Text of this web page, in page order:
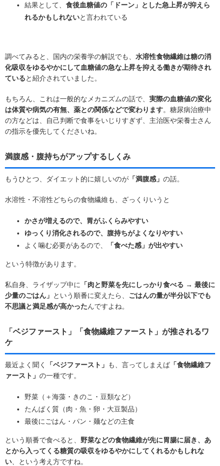
結果として、 食後血糖値の「ドーン」とした急上昇が抑えら
れるかもしれないと言われている
調べてみると、国内の栄養学の解説でも、 水溶性食物繊維は糖の消
化吸収をゆるやかにして血糖値の急な上昇を抑える働きが期待され
ていると紹介されていました。
もちろん、これは一般的なメカニズムの話で、 実際の血糖値の変化
は体質や病気の有無、薬との関係などで変わります。糖尿病治療中
の方などは、自己判断で食事をいじりすぎず、主治医や栄養士さん
の指示を優先してくださいね。
満腹感・腹持ちがアップするしくみ
もうひとつ、ダイエット的に嬉しいのが 「満腹感」 の話。
水溶性・不溶性どちらの食物繊維も、ざっくりいうと
かさが増えるので、胃がふくらみやすい
ゆっくり消化されるので、腹持ちがよくなりやすい
よく噛む必要があるので、
「食べた感」が出やすい
という特徴があります。
私自身、ライザップ中に
「肉と野菜を先にしっかり食べる → 最後に
少量のごはん」 という順番に変えたら、 ごはんの量が半分以下でも
不思議と満足感が高かったんですよね。
「ベジファースト」「食物繊維ファースト」が推されるワ
ケ
最近よく聞く 「ベジファースト」 も、言ってしまえば 「食物繊維フ
ァースト」 の一種です。
野菜（＋海藻・きのこ・豆類など）
たんぱく質（肉・魚・卵・大豆製品）
最後にごはん・パン・麺などの主食
という順番で食べると、 野菜などの食物繊維が先に胃腸に届き、あ
とから入ってくる糖質の吸収をゆるやかにしてくれるかもしれな
い 、という考え方ですね。